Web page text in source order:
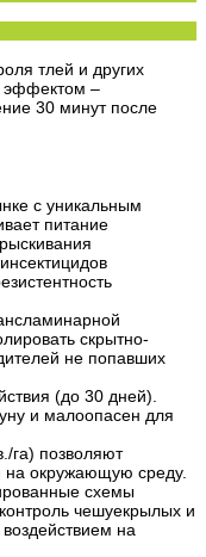
тлей и других
эффектом –
30 минут после
с уникальным
питание
скрытно-
не попавших
(до 30 дней).
и малоопасен для
га) позволяют
на окружающую среду.
схемы
чешуекрылых и
на